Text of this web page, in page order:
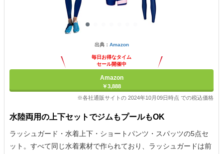
出典： Amazon
毎日お得なタイム
セール開催中
Amazon
￥3,888
※各社通販サイトの 2024年10月09日時点 での税込価格
水陸両用の上下セットでジムもプールもOK
ラッシュガード・水着上下・ショートパンツ・スパッツの5点セ
ット。すべて同じ水着素材で作られており、ラッシュガードは前